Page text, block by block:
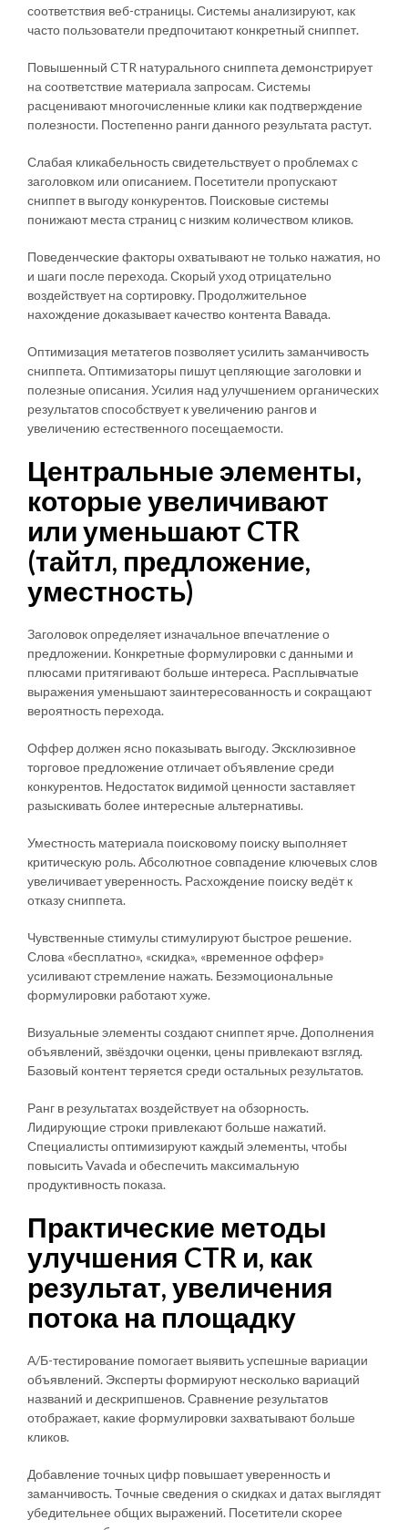
соответствия веб-страницы. Системы анализируют, как
часто пользователи предпочитают конкретный сниппет.
Повышенный CTR натурального сниппета демонстрирует
на соответствие материала запросам. Системы
расценивают многочисленные клики как подтверждение
полезности. Постепенно ранги данного результата растут.
Слабая кликабельность свидетельствует о проблемах с
заголовком или описанием. Посетители пропускают
сниппет в выгоду конкурентов. Поисковые системы
понижают места страниц с низким количеством кликов.
Поведенческие факторы охватывают не только нажатия, но
и шаги после перехода. Скорый уход отрицательно
воздействует на сортировку. Продолжительное
нахождение доказывает качество контента Вавада.
Оптимизация метатегов позволяет усилить заманчивость
сниппета. Оптимизаторы пишут цепляющие заголовки и
полезные описания. Усилия над улучшением органических
результатов способствует к увеличению рангов и
увеличению естественного посещаемости.
Центральные элементы,
которые увеличивают
или уменьшают CTR
(тайтл, предложение,
уместность)
Заголовок определяет изначальное впечатление о
предложении. Конкретные формулировки с данными и
плюсами притягивают больше интереса. Расплывчатые
выражения уменьшают заинтересованность и сокращают
вероятность перехода.
Оффер должен ясно показывать выгоду. Эксклюзивное
торговое предложение отличает объявление среди
конкурентов. Недостаток видимой ценности заставляет
разыскивать более интересные альтернативы.
Уместность материала поисковому поиску выполняет
критическую роль. Абсолютное совпадение ключевых слов
увеличивает уверенность. Расхождение поиску ведёт к
отказу сниппета.
Чувственные стимулы стимулируют быстрое решение.
Слова «бесплатно», «скидка», «временное оффер»
усиливают стремление нажать. Безэмоциональные
формулировки работают хуже.
Визуальные элементы создают сниппет ярче. Дополнения
объявлений, звёздочки оценки, цены привлекают взгляд.
Базовый контент теряется среди остальных результатов.
Ранг в результатах воздействует на обзорность.
Лидирующие строки привлекают больше нажатий.
Специалисты оптимизируют каждый элементы, чтобы
повысить Vavada и обеспечить максимальную
продуктивность показа.
Практические методы
улучшения CTR и, как
результат, увеличения
потока на площадку
А/Б-тестирование помогает выявить успешные вариации
объявлений. Эксперты формируют несколько вариаций
названий и дескрипшенов. Сравнение результатов
отображает, какие формулировки захватывают больше
кликов.
Добавление точных цифр повышает уверенность и
заманчивость. Точные сведения о скидках и датах выглядят
убедительнее общих выражений. Посетители скорее